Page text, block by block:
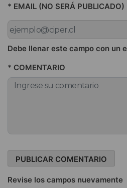
* EMAIL (NO SERÁ PUBLICADO)
Debe llenar este campo con un
* COMENTARIO
Revise los campos nuevamente